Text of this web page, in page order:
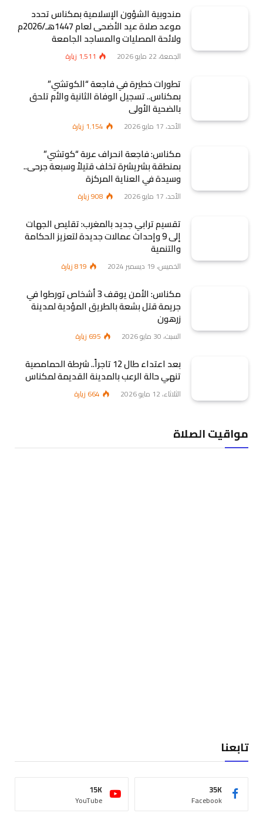
مندوبية الشؤون الإسلامية بمكناس تحدد
موعد صلاة عيد الأضحى لعام 1447هـ/2026م
ولائحة المصليات والمساجد الجامعة
الجمعة، 22 مايو 2026 1٬511 زيارة
تطورات خطيرة في فاجعة “الكوتشي”
بمكناس.. تسجيل الوفاة الثانية والأم تلحق
بالضحية الأولى
الأحد، 17 مايو 2026 1٬154 زيارة
مكناس: فاجعة انحراف عربة “كوتشي”
بمنطقة بشريشرة تخلف قتيلاً وسبعة جرحى..
وسيدة في العناية المركزة
الأحد، 17 مايو 2026 908زيارة
تقسيم ترابي جديد بالمغرب: تقليص الجهات
إلى 9 وإحداث عمالات جديدة لتعزيز الحكامة
والتنمية
الخميس، 19 ديسمبر 2024 819زيارة
مكناس: الأمن يوقف 3 أشخاص تورطوا في
جريمة قتل بشعة بالطريق المؤدية لمدينة
زرهون
السبت، 30 مايو 2026 695 زيارة
بعد اعتداء طال 12 تاجراً.. شرطة الحمامصية
تنهي حالة الرعب بالمدينة القديمة لمكناس
الثلاثاء، 12 مايو 2026 664 زيارة
مواقيت الصلاة
تابعنا
Facebook
35K
YouTube
15K